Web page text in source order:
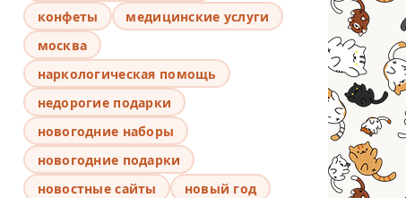
конфеты
медицинские услуги
москва
наркологическая помощь
недорогие подарки
новогодние наборы
новогодние подарки
новостные сайты
новый год